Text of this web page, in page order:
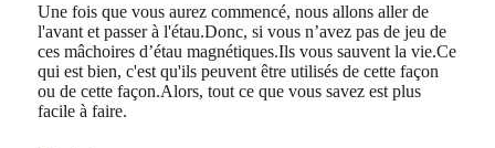
Une fois que vous aurez commencé, nous allons aller de
l'avant et passer à l'étau.Donc, si vous n’avez pas de jeu de
ces mâchoires d’étau magnétiques.Ils vous sauvent la vie.Ce
qui est bien, c'est qu'ils peuvent être utilisés de cette façon
ou de cette façon.Alors, tout ce que vous savez est plus
facile à faire.